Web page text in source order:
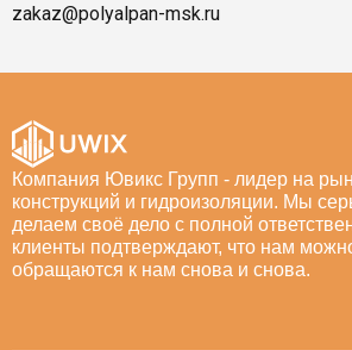
zakaz@polyalpan-msk.ru
Компания Ювикс Групп - лидер на
конструкций и гидроизоляции. Мы
делаем своё дело с полной
клиенты подтверждают, что нам
обращаются к нам снова и снова.